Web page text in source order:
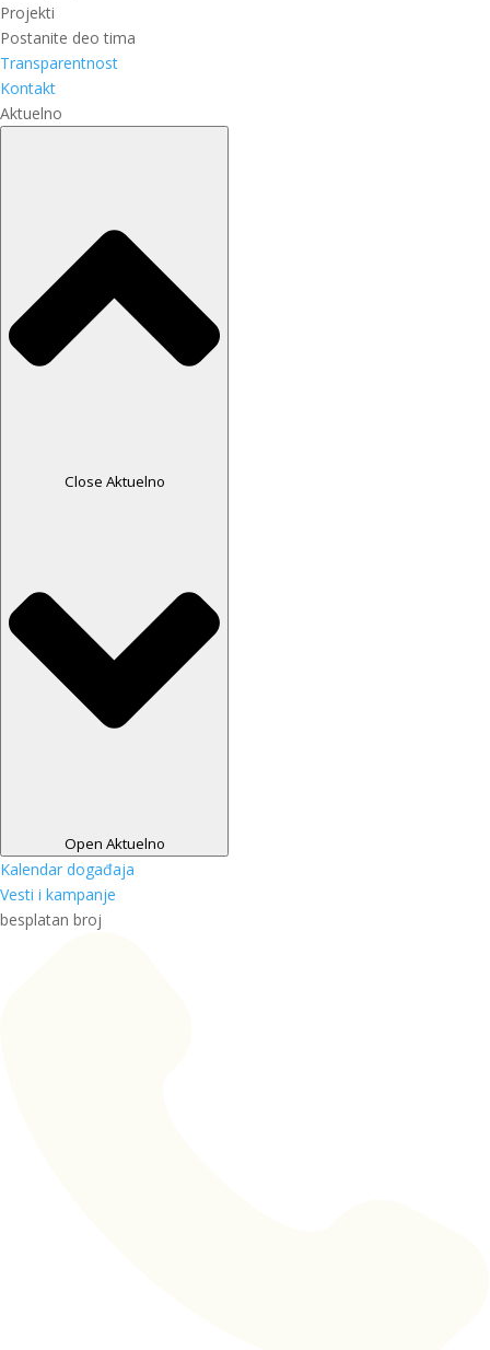
Projekti
Postanite deo tima
Transparentnost
Kontakt
Aktuelno
Close Aktuelno
Open Aktuelno
Kalendar događaja
Vesti i kampanje
besplatan broj